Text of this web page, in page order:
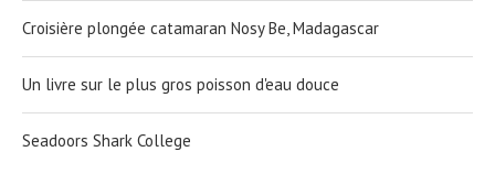
Croisière plongée catamaran Nosy Be, Madagascar
Un livre sur le plus gros poisson d'eau douce
Seadoors Shark College